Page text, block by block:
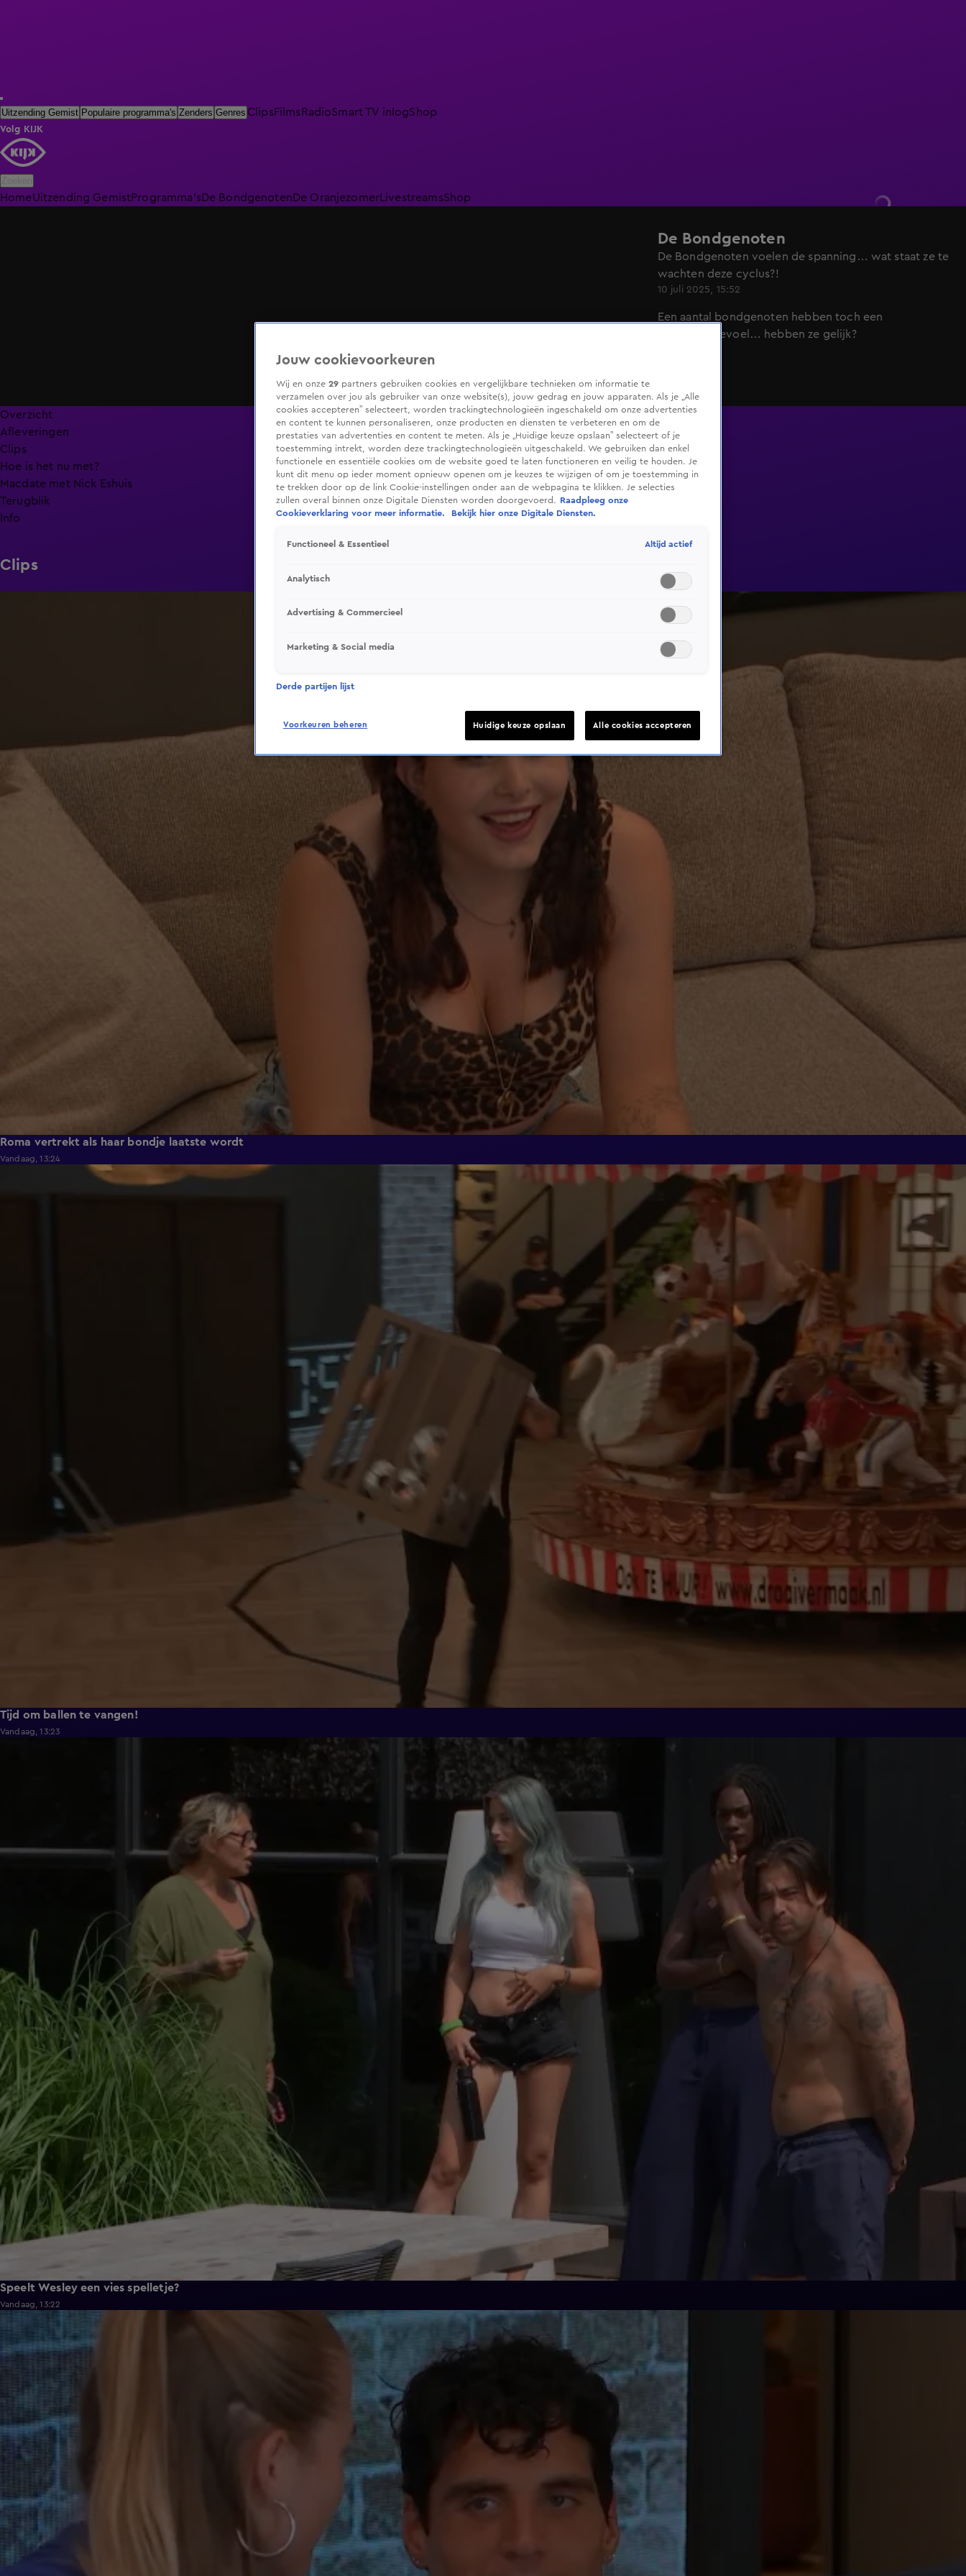
Uitzending Gemist Populaire programma's Zenders Genres ClipsFilmsRadioSmart TV inlogShop
Volg KIJK
HomeUitzending GemistProgramma'sDe BondgenotenDe Oranjezomer LivestreamsShop
De Bondgenoten
De Bondgenoten voelen de spanning… wat staat ze te
wachten deze cyclus?!
10 juli 2025, 15:52
Een aantal bondgenoten hebben toch een
onderbuikgevoel… hebben ze gelijk?
Overzicht
Afleveringen
Clips
Hoe is het nu met?
Macdate met Nick Eshuis
Terugblik
Info
Clips
Roma vertrekt als haar bondje laatste wordt
Vandaag, 13:24
Tijd om ballen te vangen!
Vandaag, 13:23
Speelt Wesley een vies spelletje?
Vandaag, 13:22
Jouw cookievoorkeuren
Wij en onze 29 partners gebruiken cookies en vergelijkbare technieken om informatie te
verzamelen over jou als gebruiker van onze website(s), jouw gedrag en jouw apparaten. Als je „Alle
cookies accepteren” selecteert, worden trackingtechnologieën ingeschakeld om onze advertenties
en content te kunnen personaliseren, onze producten en diensten te verbeteren en om de
prestaties van advertenties en content te meten. Als je „Huidige keuze opslaan” selecteert of je
toestemming intrekt, worden deze trackingtechnologieën uitgeschakeld. We gebruiken dan enkel
functionele en essentiële cookies om de website goed te laten functioneren en veilig te houden. Je
kunt dit menu op ieder moment opnieuw openen om je keuzes te wijzigen of om je toestemming in
te trekken door op de link Cookie-instellingen onder aan de webpagina te klikken. Je selecties
zullen overal binnen onze Digitale Diensten worden doorgevoerd.
Raadpleeg onze
Cookieverklaring voor meer informatie.
Bekijk hier onze Digitale Diensten.
Functioneel & Essentieel Altijd actief
Analytisch
Advertising & Commercieel
Marketing & Social media
Derde partijen lijst
Voorkeuren beheren Huidige keuze opslaan Alle cookies accepteren